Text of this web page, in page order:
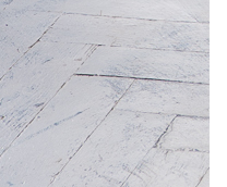
Институт
такие темы, как
переживания, наделяя
и